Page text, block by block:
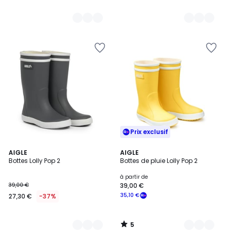
AIGLE
Bottes Lolly Pop 2
39,00 €
27,30 € -37%
2
Couleurs
Prix exclusif
AIGLE
Bottes de pluie Lolly Pop 2
à partir de
35,10 €
39,00 €
5
/
4
Couleurs
5
/